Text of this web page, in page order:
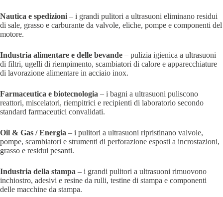
Nautica e spedizioni – i grandi pulitori a ultrasuoni eliminano residui
di sale, grasso e carburante da valvole, eliche, pompe e componenti del
motore.
Industria alimentare e delle bevande – pulizia igienica a ultrasuoni
di filtri, ugelli di riempimento, scambiatori di calore e apparecchiature
di lavorazione alimentare in acciaio inox.
Farmaceutica e biotecnologia – i bagni a ultrasuoni puliscono
reattori, miscelatori, riempitrici e recipienti di laboratorio secondo
standard farmaceutici convalidati.
Oil & Gas / Energia – i pulitori a ultrasuoni ripristinano valvole,
pompe, scambiatori e strumenti di perforazione esposti a incrostazioni,
grasso e residui pesanti.
Industria della stampa – i grandi pulitori a ultrasuoni rimuovono
inchiostro, adesivi e resine da rulli, testine di stampa e componenti
delle macchine da stampa.